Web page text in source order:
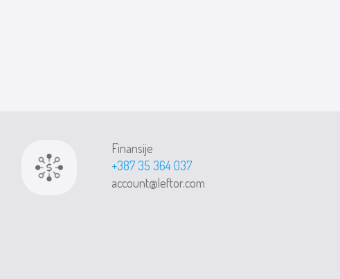
Finansije
+387 35 364 037
account@leftor.com